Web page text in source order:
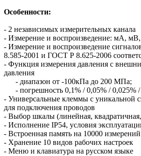
Особенности:
- 2 независимых измерительных канала
- Измерение и воспроизведение: мА,
- Измерение и воспроизведение
8.585-2001 и ГОСТ Р 8.625-2006
- Функция измерения давления с
давления
- диапазон от -100кПа до 200 МПа;
- погрешность 0,1% / 0,05% / 0,025%
- Универсальные клеммы с уникальной
для подключения проводов
- Выбор шкалы (линейная,
- Исполнение IP54, условия
- Встроенная память на 10000 измерений
- Хранение 10 видов рабочих настроек
- Меню и клавиатура на русском языке